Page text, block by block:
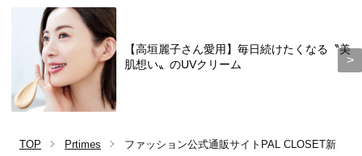
【高垣麗子さん愛用】毎日続けたくなる〝美
肌想い〟のUVクリーム
TOP Prtimes
ファッション公式通販サイトPAL CLOSET新